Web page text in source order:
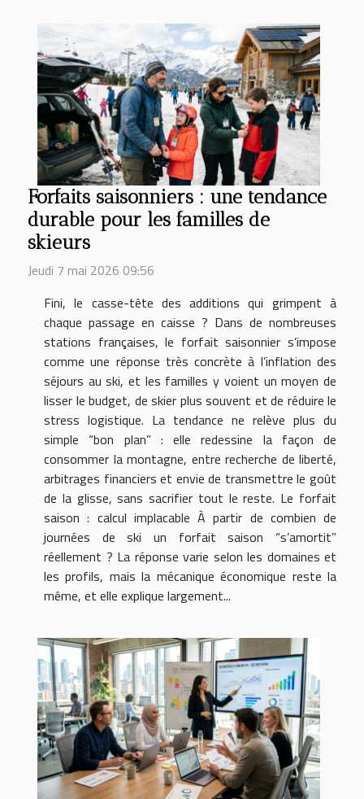
Forfaits saisonniers : une tendance
durable pour les familles de
skieurs
Jeudi 7 mai 2026 09:56
Fini, le casse-tête des additions qui grimpent à
chaque passage en caisse ? Dans de nombreuses
stations françaises, le forfait saisonnier s’impose
comme une réponse très concrète à l’inflation des
séjours au ski, et les familles y voient un moyen de
lisser le budget, de skier plus souvent et de réduire le
stress logistique. La tendance ne relève plus du
simple “bon plan” : elle redessine la façon de
consommer la montagne, entre recherche de liberté,
arbitrages financiers et envie de transmettre le goût
de la glisse, sans sacrifier tout le reste. Le forfait
saison : calcul implacable À partir de combien de
journées de ski un forfait saison “s’amortit”
réellement ? La réponse varie selon les domaines et
les profils, mais la mécanique économique reste la
même, et elle explique largement...